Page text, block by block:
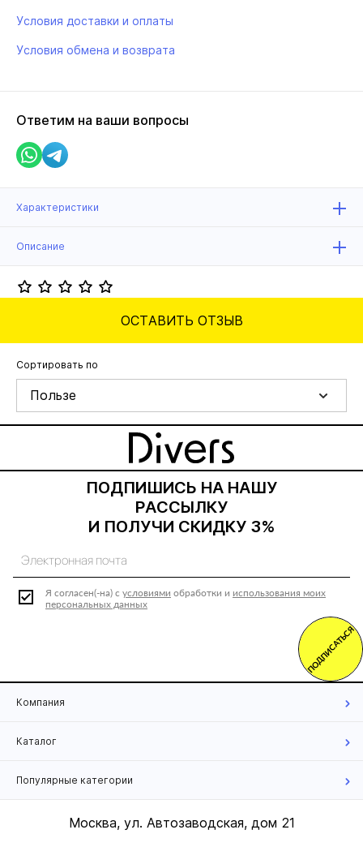
Условия доставки и оплаты
Условия обмена и возврата
Ответим на ваши вопросы
Характеристики
Описание
ОСТАВИТЬ ОТЗЫВ
Сортировать по
Пользе
ПОДПИШИСЬ НА НАШУ
РАССЫЛКУ
И ПОЛУЧИ СКИДКУ 3%
Я согласен(-на) с условиями обработки и использования моих
персональных данных
ПОДПИСАТЬСЯ
Компания
Каталог
Популярные категории
Москва, ул. Автозаводская, дом 21